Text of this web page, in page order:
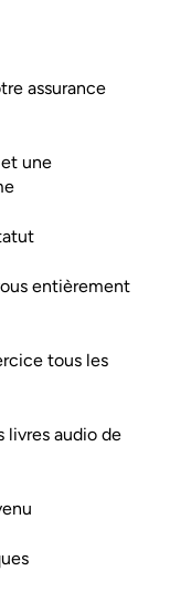
assurance
une
entièrement
tous les
livres audio de